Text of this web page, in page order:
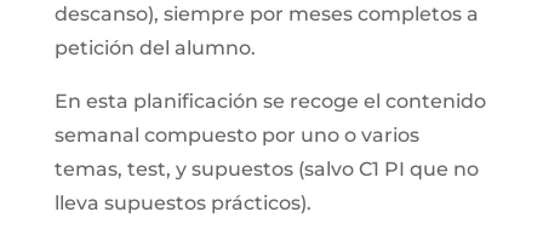
descanso), siempre por meses completos a
petición del alumno.
En esta planificación se recoge el contenido
semanal compuesto por uno o varios
temas, test, y supuestos (salvo C1 PI que no
lleva supuestos prácticos).